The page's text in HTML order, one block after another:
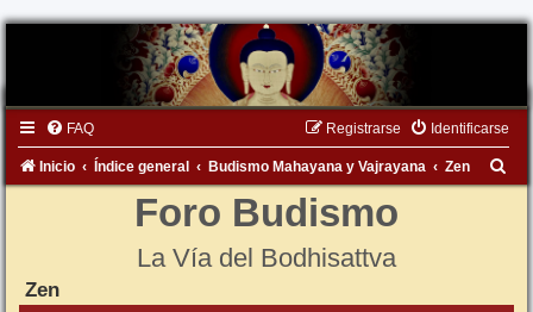
FAQ Identificarse
Registrarse
Inicio Índice general Budismo Mahayana y Vajrayana Zen
Foro Budismo
La Vía del Bodhisattva
Zen